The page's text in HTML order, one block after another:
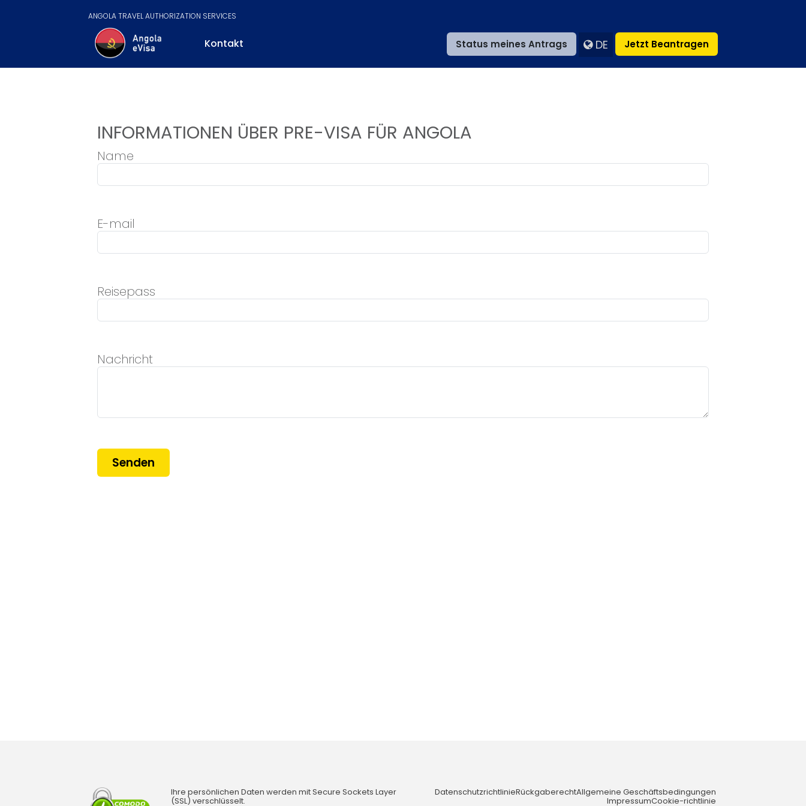
ANGOLA TRAVEL AUTHORIZATION SERVICES
Kontakt Status meines Antrags DE Jetzt Beantragen
INFORMATIONEN ÜBER PRE-VISA FÜR ANGOLA
Name
E-mail
Reisepass
Nachricht
Senden
Ihre persönlichen Daten werden mit Secure Sockets Layer
(SSL) verschlüsselt.
DatenschutzrichtlinieRückgaberechtAllgemeine Geschäftsbedingungen
ImpressumCookie-richtlinie